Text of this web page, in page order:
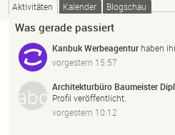
Aktivitäten Kalender Blogschau
Was gerade passiert
Kanbuk Werbeagentur haben
vorgestern 15:57
Architekturbüro Baumeister
Profil veröffentlicht.
vorgestern 10:12